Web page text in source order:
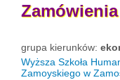
Zamówienia
grupa kierunków:
Wyższa Szkoła
Zamoyskiego w